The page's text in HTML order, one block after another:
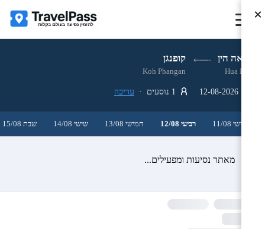
הואה הין קופנגן
Hua Hin
Koh Phangan
עריכה
שלישי 11/08 רביעי 12/08 חמישי 13/08 שישי 14/08 שבת 15/08
מאתר נסיעות ומפעילים...
×